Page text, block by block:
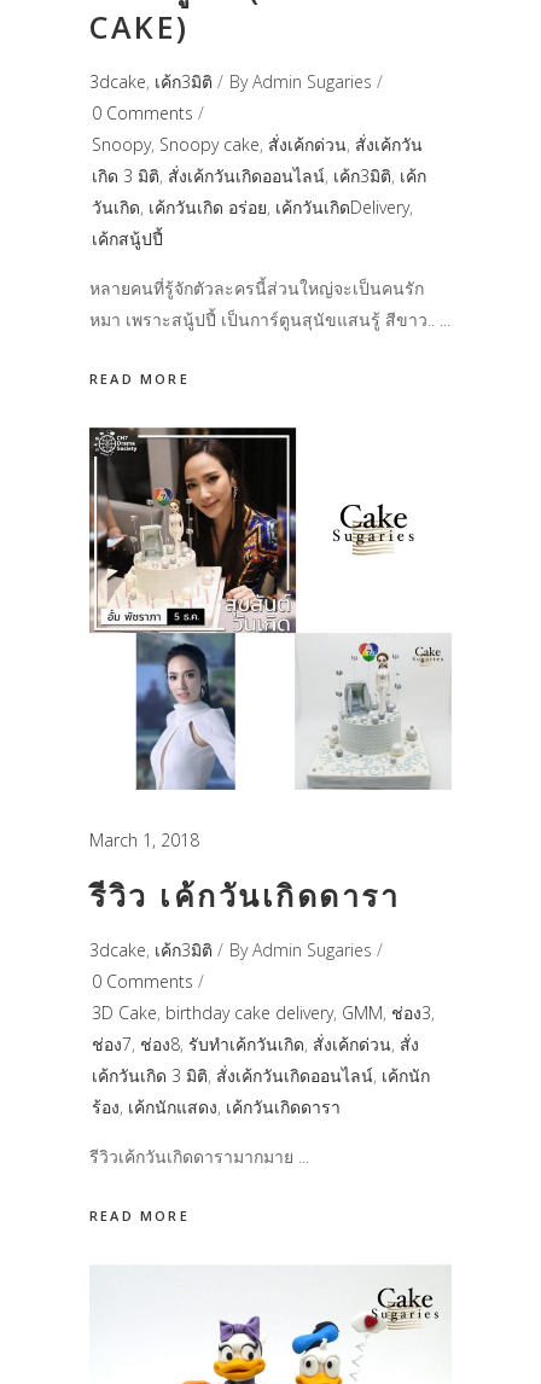
CAKE)
3dcake, เค้ก3มิติ ByAdmin Sugaries
0 Comments
Snoopy, Snoopy cake, สั่งเค้กด่วน, สั่งเค้กวัน
เกิด 3 มิติ, สั่งเค้กวันเกิดออนไลน์, เค้ก3มิติ, เค้ก
วันเกิด, เค้กวันเกิด อร่อย, เค้กวันเกิดDelivery,
เค้กสนู้ปปี้
หลายคนที่รู้จักตัวละครนี้ส่วนใหญ่จะเป็นคนรัก
หมา เพราะสนู้ปปี้ เป็นการ์ตูนสุนัขแสนรู้ สีขาว..
READ MORE
March 1, 2018
รีวิว เค้กวันเกิดดารา
3dcake, เค้ก3มิติ ByAdmin Sugaries
0 Comments
3D Cake, birthday cake delivery, GMM, ช่อง3,
ช่อง7, ช่อง8, รับทำเค้กวันเกิด, สั่งเค้กด่วน, สั่ง
เค้กวันเกิด 3 มิติ, สั่งเค้กวันเกิดออนไลน์, เค้กนัก
ร้อง, เค้กนักแสดง, เค้กวันเกิดดารา
รีวิวเค้กวันเกิดดารามากมาย
READ MORE